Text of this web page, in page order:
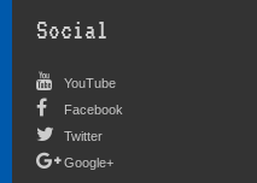
Social
YouTube
Facebook
Twitter
Google+